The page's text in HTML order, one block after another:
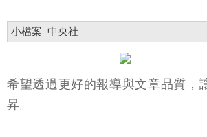
小檔案_中央社
希望透過更好的報導與文章品質，
昇。